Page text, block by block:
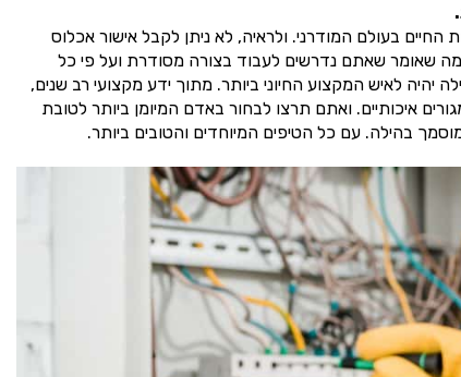
בעולם המודרני. ולראיה, לא ניתן לקבל אישור אכלוס
שאומר שאתם נדרשים לעבוד בצורה מסודרת ועל פי כל
לאיש המקצוע החיוני ביותר. מתוך ידע מקצועי רב שנים,
איכותיים. ואתם תרצו לבחור באדם המיומן ביותר לטובת
בהילה. עם כל הטיפים המיוחדים והטובים ביותר.